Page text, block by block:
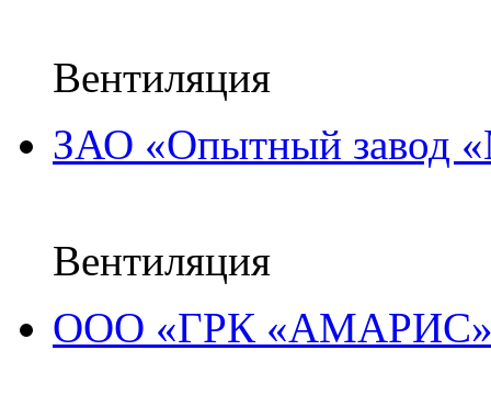
Вентиляция
ЗАО «Опытный завод
Вентиляция
ООО «ГРК «АМАРИС»,